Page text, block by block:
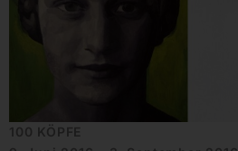
100 KÖPFE